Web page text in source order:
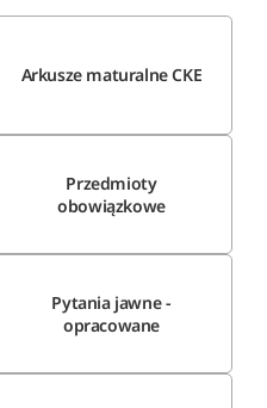
Arkusze maturalne CKE
Przedmioty
obowiązkowe
Pytania jawne -
opracowane